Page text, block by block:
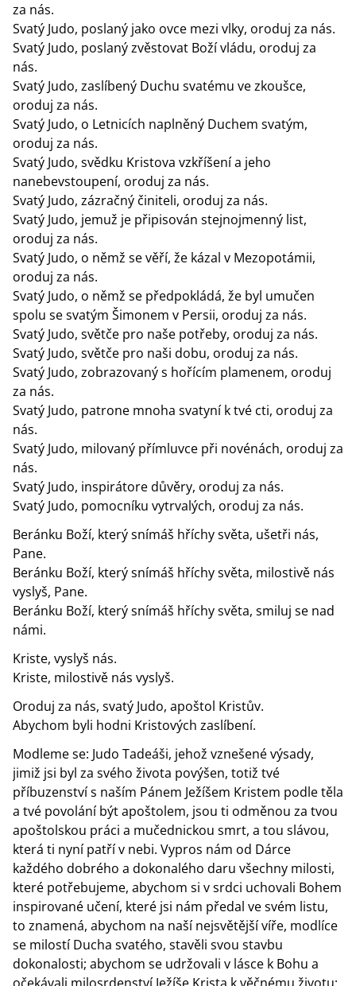
za nás.
Svatý Judo, poslaný jako ovce mezi vlky, oroduj za nás.
Svatý Judo, poslaný zvěstovat Boží vládu, oroduj za
nás.
Svatý Judo, zaslíbený Duchu svatému ve zkoušce,
oroduj za nás.
Svatý Judo, o Letnicích naplněný Duchem svatým,
oroduj za nás.
Svatý Judo, svědku Kristova vzkříšení a jeho
nanebevstoupení, oroduj za nás.
Svatý Judo, zázračný činiteli, oroduj za nás.
Svatý Judo, jemuž je připisován stejnojmenný list,
oroduj za nás.
Svatý Judo, o němž se věří, že kázal v Mezopotámii,
oroduj za nás.
Svatý Judo, o němž se předpokládá, že byl umučen
spolu se svatým Šimonem v Persii, oroduj za nás.
Svatý Judo, světče pro naše potřeby, oroduj za nás.
Svatý Judo, světče pro naši dobu, oroduj za nás.
Svatý Judo, zobrazovaný s hořícím plamenem, oroduj
za nás.
Svatý Judo, patrone mnoha svatyní k tvé cti, oroduj za
nás.
Svatý Judo, milovaný přímluvce při novénách, oroduj za
nás.
Svatý Judo, inspirátore důvěry, oroduj za nás.
Svatý Judo, pomocníku vytrvalých, oroduj za nás.
Beránku Boží, který snímáš hříchy světa, ušetři nás,
Pane.
Beránku Boží, který snímáš hříchy světa, milostivě nás
vyslyš, Pane.
Beránku Boží, který snímáš hříchy světa, smiluj se nad
námi.
Kriste, vyslyš nás.
Kriste, milostivě nás vyslyš.
Oroduj za nás, svatý Judo, apoštol Kristův.
Abychom byli hodni Kristových zaslíbení.
Modleme se: Judo Tadeáši, jehož vznešené výsady,
jimiž jsi byl za svého života povýšen, totiž tvé
příbuzenství s naším Pánem Ježíšem Kristem podle těla
a tvé povolání být apoštolem, jsou ti odměnou za tvou
apoštolskou práci a mučednickou smrt, a tou slávou,
která ti nyní patří v nebi. Vypros nám od Dárce
každého dobrého a dokonalého daru všechny milosti,
které potřebujeme, abychom si v srdci uchovali Bohem
inspirované učení, které jsi nám předal ve svém listu,
to znamená, abychom na naší nejsvětější víře, modlíce
se milostí Ducha svatého, stavěli svou stavbu
dokonalosti; abychom se udržovali v lásce k Bohu a